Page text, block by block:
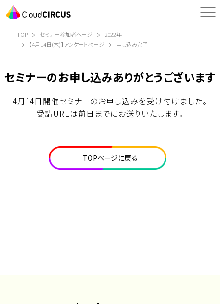
TOP セミナー参加者ページ
2022年
【4月14日(木)】アンケートページ
申し込み完了
セミナーのお申し込みありがとうございます
4月14日開催セミナーのお申し込みを受け付けました。
受講URLは前日までにお送りいたします。
TOPページに戻る